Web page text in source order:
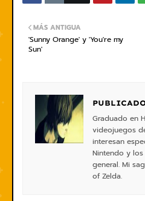
MÁS ANTIGUA
'Sunny Orange' y 'You're my
Sun'
Graduado en
videojuegos
interesan
Nintendo y
general. Mi
of Zelda.